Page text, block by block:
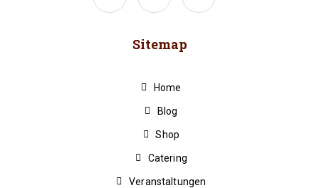
Sitemap
Home
Blog
Shop
Catering
Veranstaltungen